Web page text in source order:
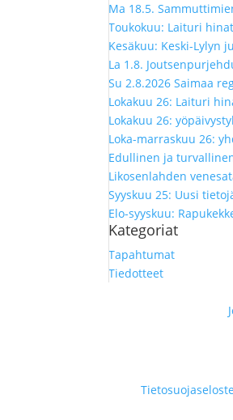
Ma 18.5.
Toukokuu: Laituri
Kesäkuu: Keski-Lylyn
La 1.8.
Su 2.8.2026 Saimaa
Lokakuu 26: Laituri
Lokakuu 26:
Loka-marraskuu 26:
Edullinen ja
Likosenlahden
Syyskuu 25: Uusi
Elo-syyskuu:
Kategoriat
Tapahtumat
Tiedotteet
Tietosuojaseloste